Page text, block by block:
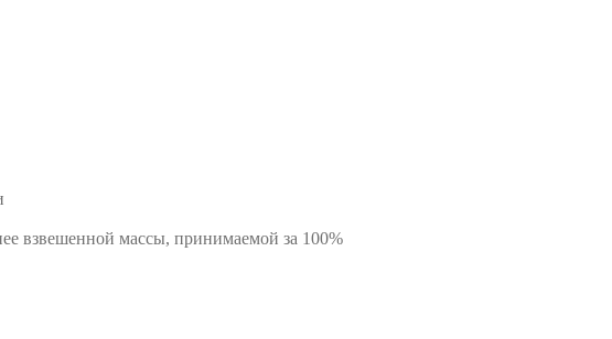
взвешенной массы, принимаемой за 100%